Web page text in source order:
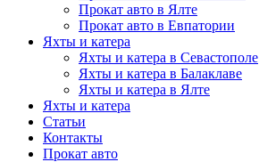
Прокат авто в Ялте
Прокат авто в Евпатории
Яхты и катера
Яхты и катера в Севастополе
Яхты и катера в Балаклаве
Яхты и катера в Ялте
Яхты и катера
Статьи
Контакты
Прокат авто